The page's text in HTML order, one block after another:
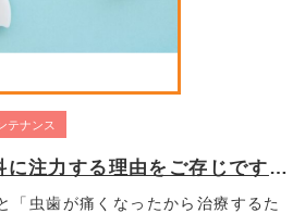
テナンス
歯科医師が予防歯科に注力する理由をご存じですか？
「虫歯が痛くなったから治療するた